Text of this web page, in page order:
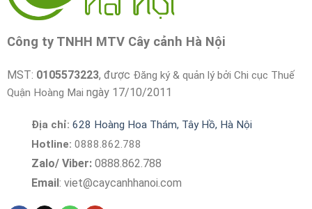
Công ty TNHH MTV Cây cảnh Hà Nội
MST: 0105573223, được Đăng ký & quản lý bởi Chi cục Thuế
Quận Hoàng Mai ngày 17/10/2011
Địa chỉ: 628 Hoàng Hoa Thám, Tây Hồ, Hà Nội
Hotline: 0888.862.788
Zalo/ Viber:0888.862.788
Email: viet@caycanhhanoi.com